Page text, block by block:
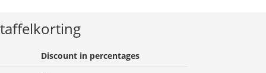
Discount in percentages